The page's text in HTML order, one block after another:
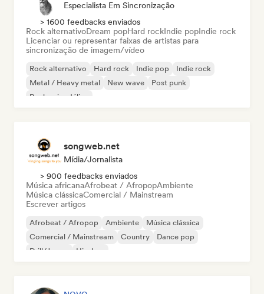
Especialista Em Sincronização
> 1600 feedbacks enviados
Rock alternativoDream popHard rockIndie popIndie rock
Licenciar ou representar faixas de artistas para
sincronização de imagem/vídeo
Rock alternativo Hard rock Indie pop
Indie rock
Metal / Heavy metal
New wave
Post punk
Rock psicodélico
songweb.net
Mídia/Jornalista
> 900 feedbacks enviados
Música africanaAfrobeat / AfropopAmbiente
Música clássicaComercial / Mainstream
Escrever artigos
Afrobeat / Afropop Ambiente
Música clássica
Comercial / Mainstream
Country
Dance pop
Drill/Jersey
Hip-hop